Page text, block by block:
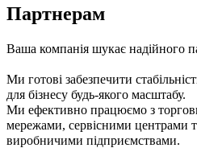
Партнерам
Ваша компанія шукає надійного
Ми готові забезпечити
для бізнесу будь-якого масштабу.
Ми ефективно працюємо з
мережами, сервісними центрами
виробничими підприємствами.